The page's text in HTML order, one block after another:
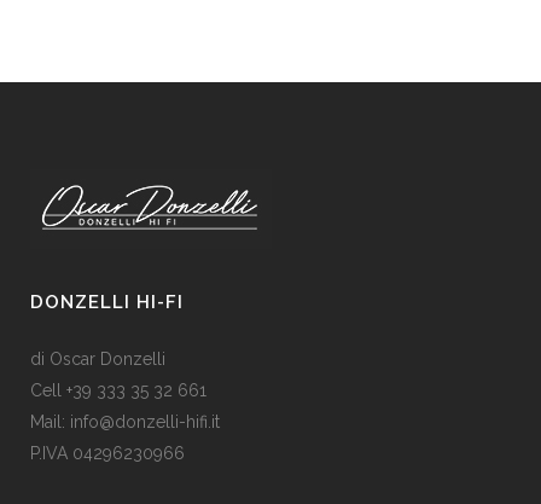
DONZELLI HI-FI
di Oscar Donzelli
Cell +39 333 35 32 661
Mail: info@donzelli-hifi.it
P.IVA 04296230966